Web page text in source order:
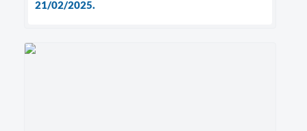
21/02/2025.